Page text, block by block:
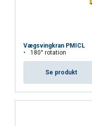
Vægsvingkran PMICL
180° rotation
Se produkt